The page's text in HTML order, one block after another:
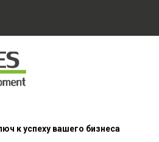
к успеху вашего бизнеса